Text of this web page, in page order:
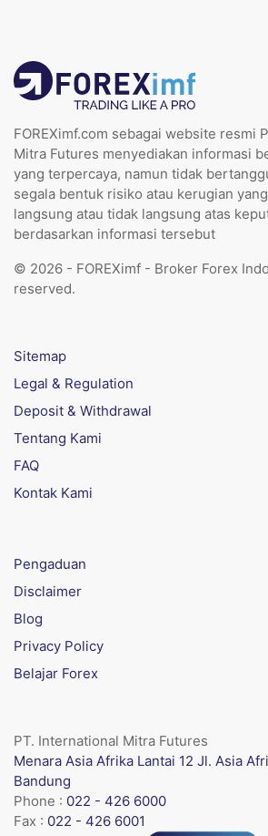
FOREXimf.com sebagai website resmi
Mitra Futures menyediakan informasi
yang terpercaya, namun tidak
segala bentuk risiko atau kerugian
langsung atau tidak langsung atas
berdasarkan informasi tersebut
© 2026 - FOREXimf - Broker Forex
reserved.
Sitemap
Legal & Regulation
Deposit & Withdrawal
Tentang Kami
FAQ
Kontak Kami
Pengaduan
Disclaimer
Blog
Privacy Policy
Belajar Forex
PT. International Mitra Futures
Menara Asia Afrika Lantai 12 Jl. Asia
Bandung
Phone : 022 - 426 6000
Fax : 022 - 426 6001